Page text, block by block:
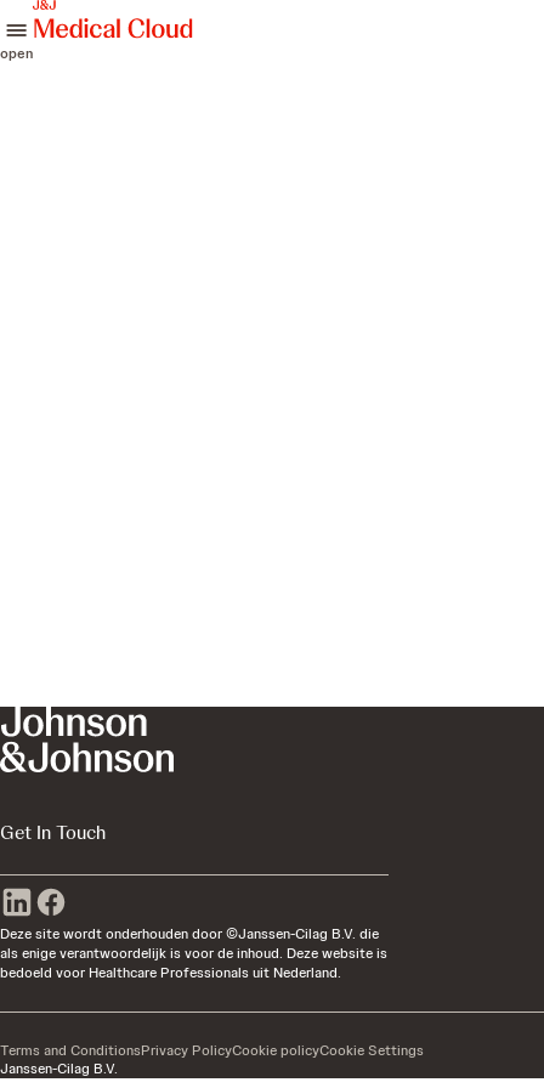
open
Get In Touch
Deze site wordt onderhouden door ©Janssen-Cilag B.V. die
als enige verantwoordelijk is voor de inhoud. Deze website is
bedoeld voor Healthcare Professionals uit Nederland.
Janssen-Cilag B.V.
Terms and ConditionsPrivacy PolicyCookie policyCookie Settings